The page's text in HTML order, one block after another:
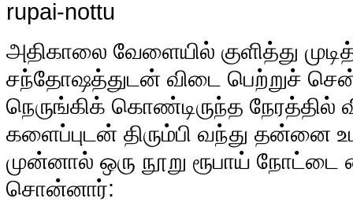
அதிகாலை வேளையில் குளித்து
சந்தோஷத்துடன் விடை பெற்றுச்
நெருங்கிக் கொண்டிருந்த நேரத்தில்
களைப்புடன் திரும்பி வந்து தன்னை
முன்னால் ஒரு நூறு ரூபாய் நோட்டை
சொன்னார்: